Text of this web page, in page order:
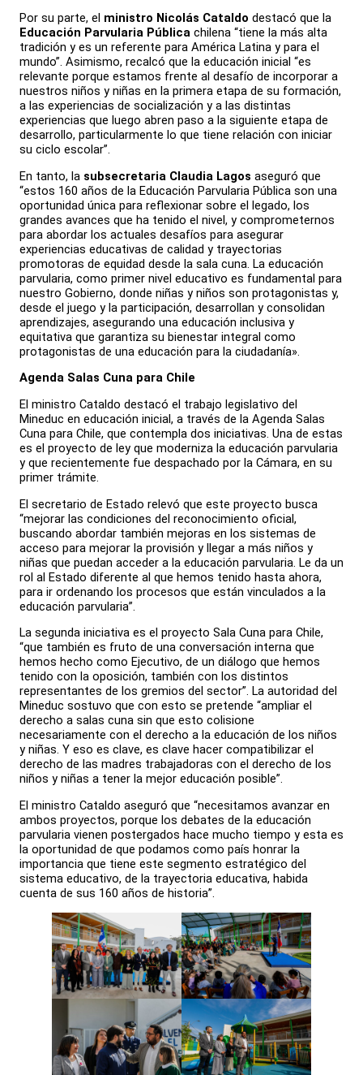
Por su parte, el ministro Nicolás Cataldo destacó que la
Educación Parvularia Pública chilena “tiene la más alta
tradición y es un referente para América Latina y para el
mundo”. Asimismo, recalcó que la educación inicial “es
relevante porque estamos frente al desafío de incorporar a
nuestros niños y niñas en la primera etapa de su formación,
a las experiencias de socialización y a las distintas
experiencias que luego abren paso a la siguiente etapa de
desarrollo, particularmente lo que tiene relación con iniciar
su ciclo escolar”.
En tanto, la subsecretaria Claudia Lagos aseguró que
“estos 160 años de la Educación Parvularia Pública son una
oportunidad única para reflexionar sobre el legado, los
grandes avances que ha tenido el nivel, y comprometernos
para abordar los actuales desafíos para asegurar
experiencias educativas de calidad y trayectorias
promotoras de equidad desde la sala cuna. La educación
parvularia, como primer nivel educativo es fundamental para
nuestro Gobierno, donde niñas y niños son protagonistas y,
desde el juego y la participación, desarrollan y consolidan
aprendizajes, asegurando una educación inclusiva y
equitativa que garantiza su bienestar integral como
protagonistas de una educación para la ciudadanía».
Agenda Salas Cuna para Chile
El ministro Cataldo destacó el trabajo legislativo del
Mineduc en educación inicial, a través de la Agenda Salas
Cuna para Chile, que contempla dos iniciativas. Una de estas
es el proyecto de ley que moderniza la educación parvularia
y que recientemente fue despachado por la Cámara, en su
primer trámite.
El secretario de Estado relevó que este proyecto busca
“mejorar las condiciones del reconocimiento oficial,
buscando abordar también mejoras en los sistemas de
acceso para mejorar la provisión y llegar a más niños y
niñas que puedan acceder a la educación parvularia. Le da un
rol al Estado diferente al que hemos tenido hasta ahora,
para ir ordenando los procesos que están vinculados a la
educación parvularia”.
La segunda iniciativa es el proyecto Sala Cuna para Chile,
“que también es fruto de una conversación interna que
hemos hecho como Ejecutivo, de un diálogo que hemos
tenido con la oposición, también con los distintos
representantes de los gremios del sector”. La autoridad del
Mineduc sostuvo que con esto se pretende “ampliar el
derecho a salas cuna sin que esto colisione
necesariamente con el derecho a la educación de los niños
y niñas. Y eso es clave, es clave hacer compatibilizar el
derecho de las madres trabajadoras con el derecho de los
niños y niñas a tener la mejor educación posible”.
El ministro Cataldo aseguró que “necesitamos avanzar en
ambos proyectos, porque los debates de la educación
parvularia vienen postergados hace mucho tiempo y esta es
la oportunidad de que podamos como país honrar la
importancia que tiene este segmento estratégico del
sistema educativo, de la trayectoria educativa, habida
cuenta de sus 160 años de historia”.